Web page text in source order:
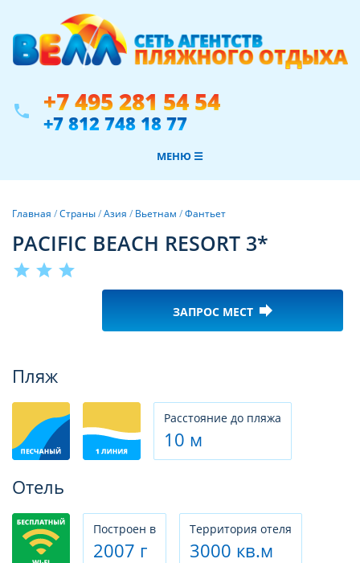
phone +7 495 281 54 54
+7 812 748 18 77
МЕНЮ ☰
Главная /Страны/Азия / Вьетнам /Фантьет
PACIFIC BEACH RESORT 3*
star star star
ЗАПРОС МЕСТ forward
Пляж
Расстояние до пляжа
10 м
Отель
Построен в
2007 г
Территория отеля
3000 кв.м